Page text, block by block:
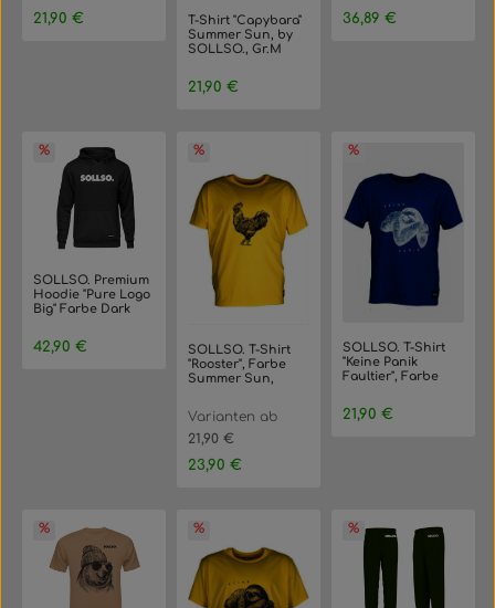
Regulärer Preis:
21,90 €
T-Shirt "Capybara"
Summer Sun, by
SOLLSO., Gr.M
Regulärer Preis:
21,90 €
Größe 3XL
Regulärer Preis:
36,89 €
SOLLSO. Premium
Hoodie "Pure Logo
Big" Farbe Dark
Regulärer Preis:
42,90 €
SOLLSO. T-Shirt
"Rooster", Farbe
Summer Sun,
Varianten ab
21,90 €
Regulärer Preis:
23,90 €
SOLLSO. T-Shirt
"Keine Panik
Faultier", Farbe
S
Regulärer Preis:
21,90 €